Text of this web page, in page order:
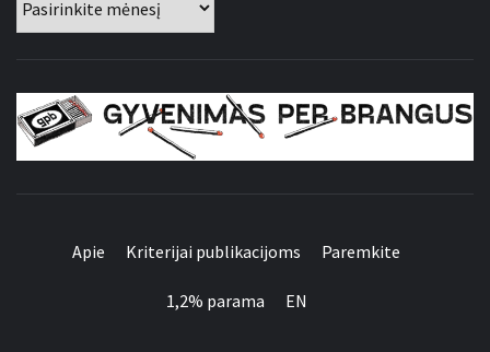
BRANGUS
Apie Kriterijai publikacijoms Paremkite
1,2% parama EN